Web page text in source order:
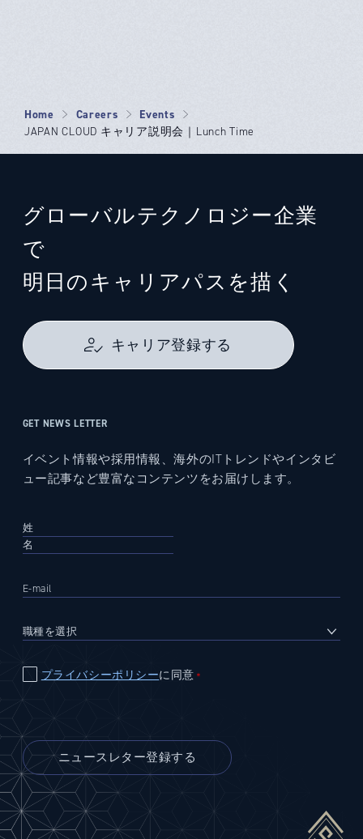
Home Careers Events
JAPAN CLOUD キャリア説明会｜Lunch Time
グローバルテクノロジー企業
で
明日のキャリアパスを描く
キャリア登録する
GET NEWS LETTER
イベント情報や採用情報、海外のITトレンドやインタビ
ュー記事など豊富なコンテンツをお届けします。
プライバシーポリシーに同意 ＊